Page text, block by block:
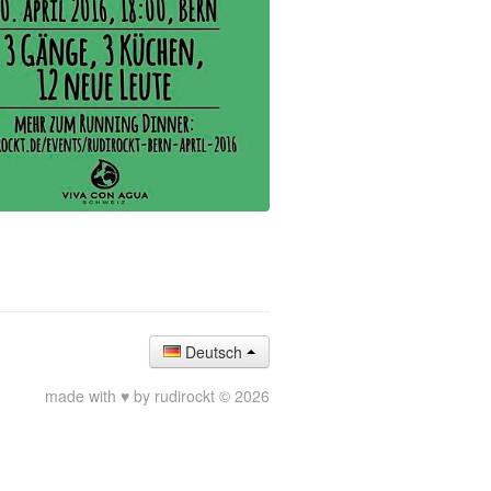
Deutsch
made with ♥ by rudirockt © 2026